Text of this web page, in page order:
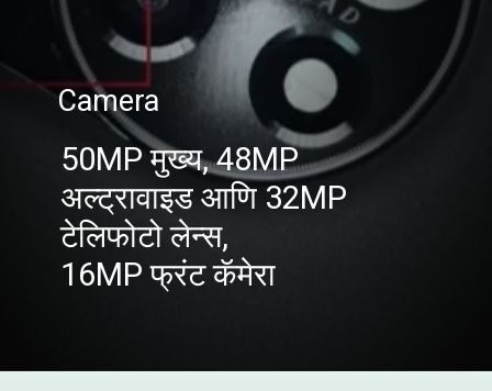
Camera
50MP मुख्य, 48MP
अल्ट्रावाइड आणि 32MP
टेलिफोटो लेन्स,
16MP फ्रंट कॅमेरा